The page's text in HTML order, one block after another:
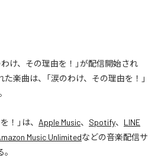
わけ、その理由を！」が配信開始され
楽曲は、「涙のわけ、その理由を！」
！ 」は、 Apple Music、 Spotify、 LINE
Music Unlimitedなどの音楽配信サ